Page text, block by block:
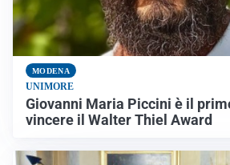
MODENA
UNIMORE
Giovanni Maria Piccini è il
vincere il Walter Thiel Award